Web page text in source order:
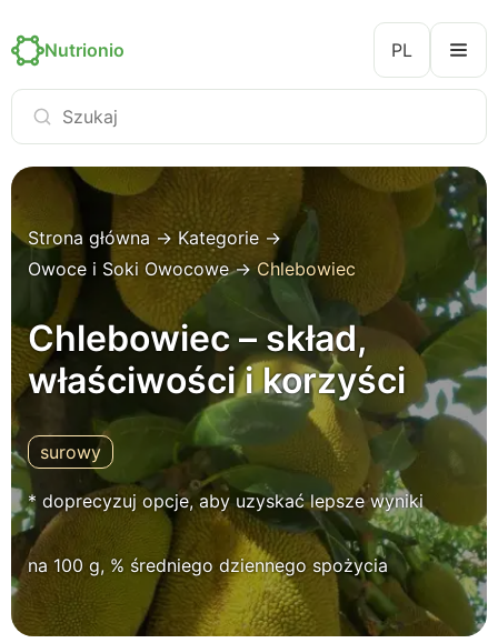
Nutrionio PL
Strona główna → Kategorie →
Owoce i Soki Owocowe→Chlebowiec
Chlebowiec – skład,
właściwości i korzyści
surowy
* doprecyzuj opcje, aby uzyskać lepsze wyniki
na 100 g, % średniego dziennego spożycia